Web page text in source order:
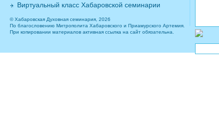
Виртуальный класс Хабаровской семинарии
© Хабаровская Духовная семинария, 2026
По благословению Митрополита Хабаровского и Приамурского Артемия.
При копировании материалов активная ссылка на сайт обязательна.